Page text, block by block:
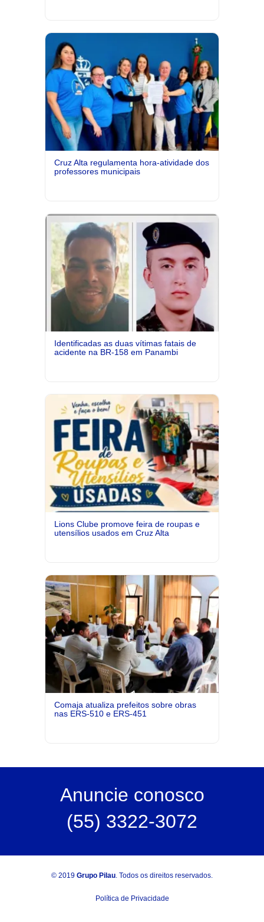
Cruz Alta regulamenta hora-atividade dos
professores municipais
Identificadas as duas vítimas fatais de
acidente na BR-158 em Panambi
Lions Clube promove feira de roupas e
utensílios usados em Cruz Alta
Comaja atualiza prefeitos sobre obras
nas ERS-510 e ERS-451
Anuncie conosco
(55) 3322-3072
© 2019 Grupo Pilau . Todos os direitos reservados.
Política de Privacidade